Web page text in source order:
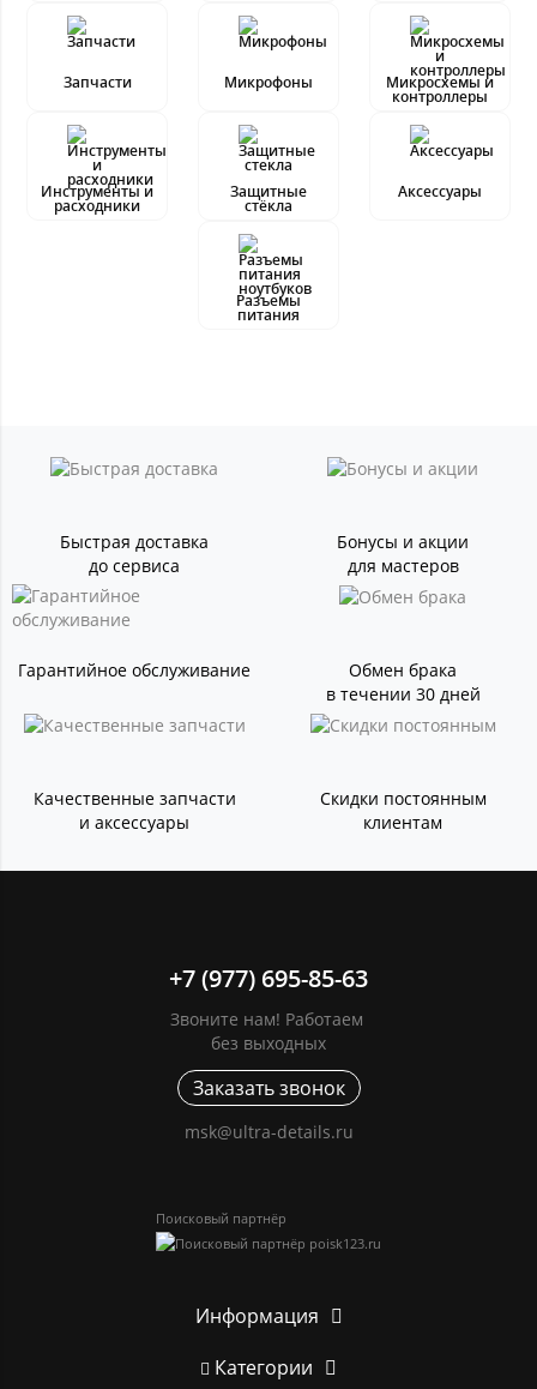
Запчасти Микрофоны Микросхемы и
контроллеры
Инструменты и
расходники
Защитные
стёкла
Аксессуары
Разъемы
питания
Быстрая доставка
до сервиса
Бонусы и акции
для мастеров
Гарантийное обслуживание
Обмен брака
в течении 30 дней
Качественные запчасти
и аксессуары
Скидки постоянным
клиентам
+7 (977) 695-85-63
Звоните нам! Работаем
без выходных
Заказать звонок
msk@ultra-details.ru
Поисковый партнёр
Информация
Категории